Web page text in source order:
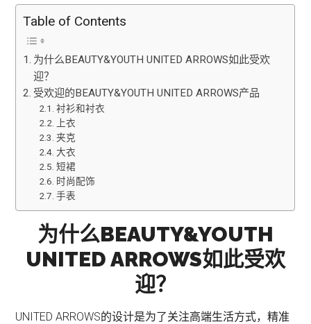
Table of Contents
为什么BEAUTY&YOUTH UNITED ARROWS如此受欢
迎？
受欢迎的BEAUTY&YOUTH UNITED ARROWS产品
衬衫和衬衣
上衣
夹克
大衣
短裙
时尚配饰
手表
为什么BEAUTY&YOUTH
UNITED ARROWS如此受欢
迎？
UNITED ARROWS的设计是为了关注高端生活方式，精准